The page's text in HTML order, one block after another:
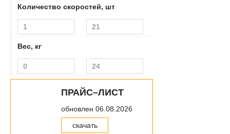
CHALLENGER
Количество скоростей, шт
Вес, кг
ПРАЙС–ЛИСТ
обновлен 06.08.2026
скачать